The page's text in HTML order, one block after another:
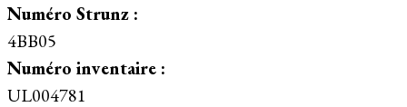
Numéro Strunz :
4BB05
Numéro inventaire :
UL004781